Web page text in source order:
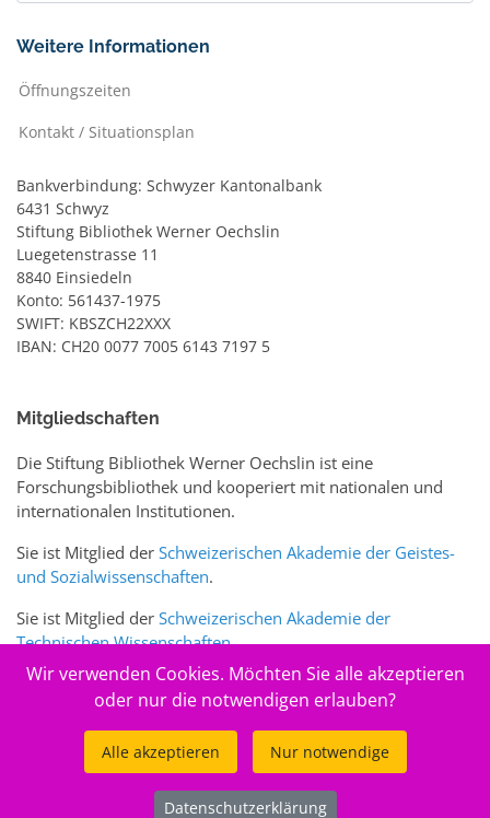
Weitere Informationen
Öffnungszeiten
Kontakt / Situationsplan
Bankverbindung: Schwyzer Kantonalbank
6431 Schwyz
Stiftung Bibliothek Werner Oechslin
Luegetenstrasse 11
8840 Einsiedeln
Konto: 561437-1975
SWIFT: KBSZCH22XXX
IBAN: CH20 0077 7005 6143 7197 5
Mitgliedschaften
Die Stiftung Bibliothek Werner Oechslin ist eine
Forschungsbibliothek und kooperiert mit nationalen und
internationalen Institutionen.
Sie ist Mitglied der Schweizerischen Akademie der Geistes-
und Sozialwissenschaften.
Sie ist Mitglied der Schweizerischen Akademie der
Technischen Wissenschaften.
Sie ist zudem Mitglied des Schweizer Portalswww.sciences-
Stiftung Bibliothek Werner Oechslin
Wir verwenden Cookies. Möchten Sie alle akzeptieren
oder nur die notwendigen erlauben?
Alle akzeptieren Nur notwendige
Datenschutzerklärung